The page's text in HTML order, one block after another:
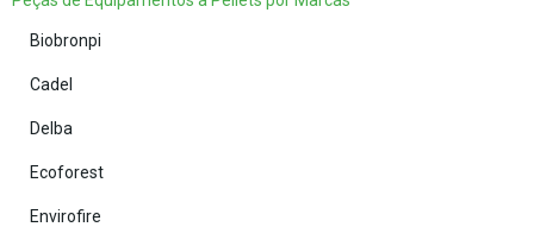
Biobronpi
Cadel
Delba
Ecoforest
Envirofire